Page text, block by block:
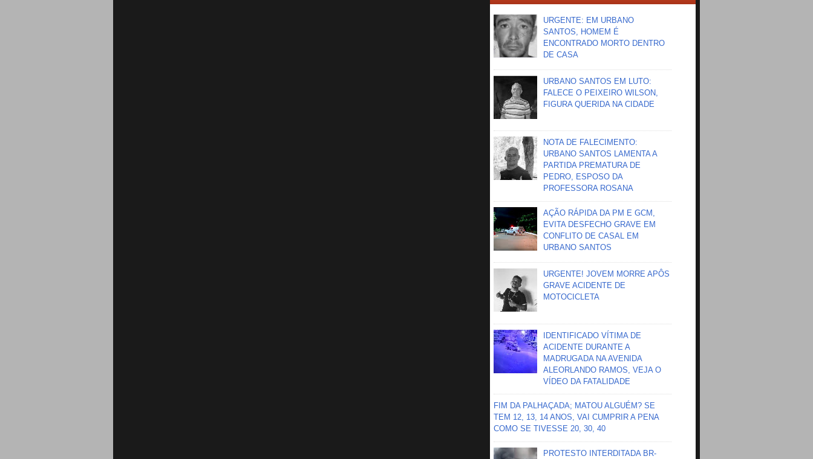
URGENTE: EM URBANO
SANTOS, HOMEM É
ENCONTRADO MORTO DENTRO
DE CASA
URBANO SANTOS EM LUTO:
FALECE O PEIXEIRO WILSON,
FIGURA QUERIDA NA CIDADE
NOTA DE FALECIMENTO:
URBANO SANTOS LAMENTA A
PARTIDA PREMATURA DE
PEDRO, ESPOSO DA
PROFESSORA ROSANA
AÇÃO RÁPIDA DA PM E GCM,
EVITA DESFECHO GRAVE EM
CONFLITO DE CASAL EM
URBANO SANTOS
URGENTE! JOVEM MORRE APÔS
GRAVE ACIDENTE DE
MOTOCICLETA
IDENTIFICADO VÍTIMA DE
ACIDENTE DURANTE A
MADRUGADA NA AVENIDA
ALEORLANDO RAMOS, VEJA O
VÍDEO DA FATALIDADE
FIM DA PALHAÇADA; MATOU ALGUÉM? SE
TEM 12, 13, 14 ANOS, VAI CUMPRIR A PENA
COMO SE TIVESSE 20, 30, 40
PROTESTO INTERDITADA BR-